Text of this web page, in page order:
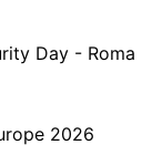
Day - Roma
2026